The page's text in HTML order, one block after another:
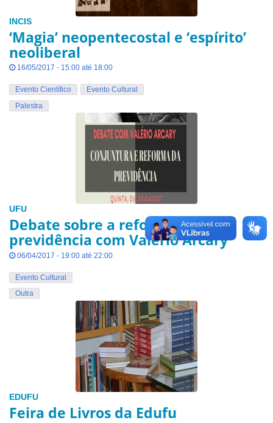
INCIS
‘Magia’ neopentecostal e ‘espírito’
neoliberal
16/05/2017 - 15:00 até 18:00
Evento Científico
Evento Cultural
Palestra
UFU
Debate sobre a reforma da
previdência com Valério Arcary
06/04/2017 - 19:00 até 22:00
Evento Cultural
Outra
EDUFU
Feira de Livros da Edufu